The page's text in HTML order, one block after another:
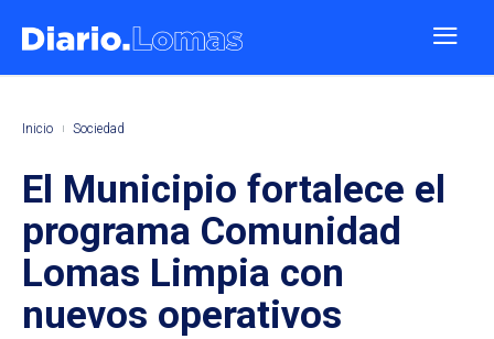
Inicio Sociedad
El Municipio fortalece el
programa Comunidad
Lomas Limpia con
nuevos operativos